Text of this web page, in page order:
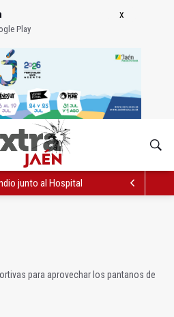
Play
junto al Hospital Neurotraumatológico
para aprovechar los pantanos de